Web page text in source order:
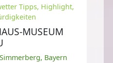
Tipps, Highlight,
MUSEUM
Bayern